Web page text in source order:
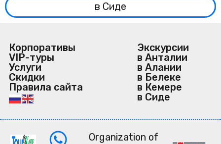
в Сиде
Organization of
Экскурсии
в Анталии
в Алании
в Белеке
в Кемере
в Сиде
Корпоративы
VIP-туры
Услуги
Скидки
Правила сайта